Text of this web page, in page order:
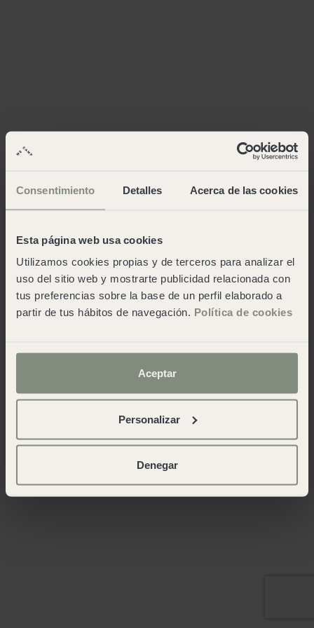
Consentimiento Detalles Acerca de las cookies
Esta página web usa cookies
Utilizamos cookies propias y de terceros para analizar el
uso del sitio web y mostrarte publicidad relacionada con
tus preferencias sobre la base de un perfil elaborado a
partir de tus hábitos de navegación. Política de cookies
Aceptar
Personalizar
Denegar